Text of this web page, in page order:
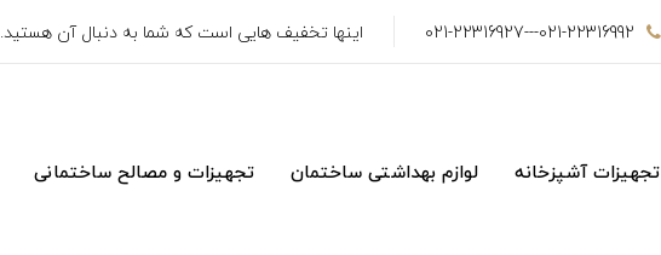
021-22316992---021-22316927 اینها تخفیف هایی است که شما به دنبال آن هستید.
تجهیزات آشپزخانه لوازم بهداشتی ساختمان تجهیزات و مصالح ساختمانی